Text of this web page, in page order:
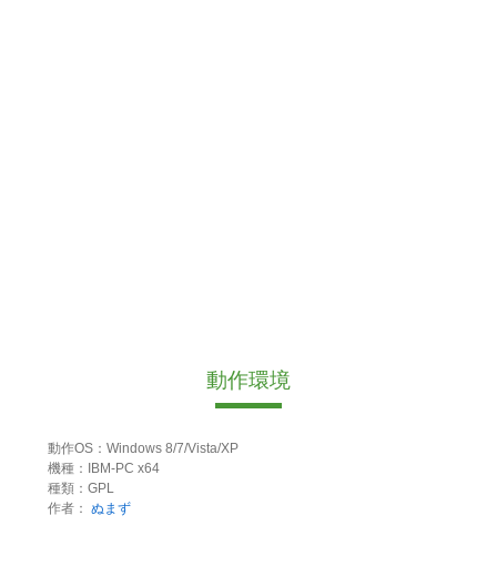
動作環境
動作OS：Windows 8/7/Vista/XP
機種：IBM-PC x64
種類：GPL
作者： ぬまず